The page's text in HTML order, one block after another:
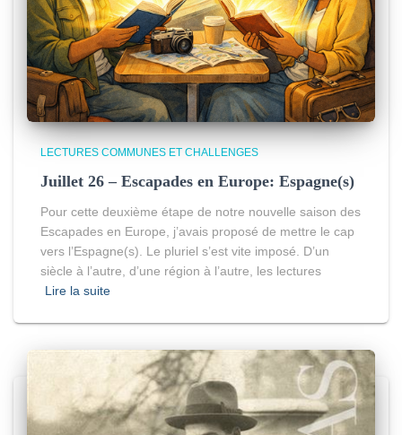
LECTURES COMMUNES ET CHALLENGES
Juillet 26 – Escapades en Europe: Espagne(s)
Pour cette deuxième étape de notre nouvelle saison des
Escapades en Europe, j’avais proposé de mettre le cap
vers l’Espagne(s). Le pluriel s’est vite imposé. D’un
siècle à l’autre, d’une région à l’autre, les lectures
Lire la suite